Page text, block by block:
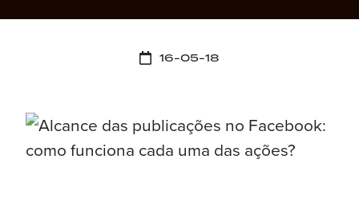
16-05-18